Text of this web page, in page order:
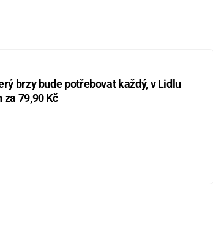
brzy bude potřebovat každý, v Lidlu
79,90 Kč